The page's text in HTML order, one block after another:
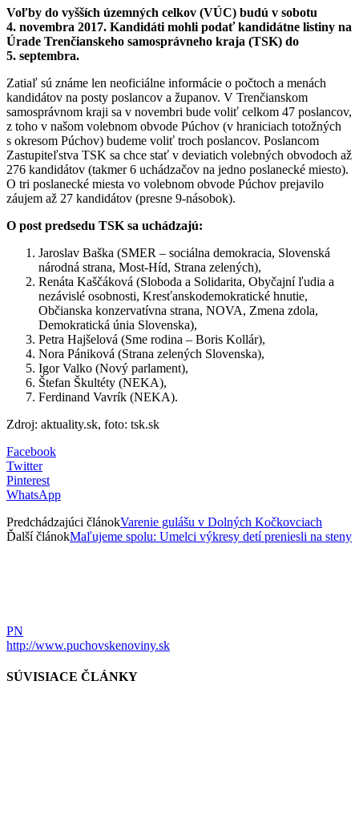
Voľby do vyšších územných celkov (VÚC) budú v sobotu
4. novembra 2017. Kandidáti mohli podať kandidátne listiny na
Úrade Trenčianskeho samosprávneho kraja (TSK) do
5. septembra.
Zatiaľ sú známe len neoficiálne informácie o počtoch a menách
kandidátov na posty poslancov a županov. V Trenčianskom
samosprávnom kraji sa v novembri bude voliť celkom 47 poslancov,
z toho v našom volebnom obvode Púchov (v hraniciach totožných
s okresom Púchov) budeme voliť troch poslancov. Poslancom
Zastupiteľstva TSK sa chce stať v deviatich volebných obvodoch až
276 kandidátov (takmer 6 uchádzačov na jedno poslanecké miesto).
O tri poslanecké miesta vo volebnom obvode Púchov prejavilo
záujem až 27 kandidátov (presne 9-násobok).
O post predsedu TSK sa uchádzajú:
Jaroslav Baška (SMER – sociálna demokracia, Slovenská
národná strana, Most-Híd, Strana zelených),
Renáta Kaščáková (Sloboda a Solidarita, Obyčajní ľudia a
nezávislé osobnosti, Kresťanskodemokratické hnutie,
Občianska konzervatívna strana, NOVA, Zmena zdola,
Demokratická únia Slovenska),
Petra Hajšelová (Sme rodina – Boris Kollár),
Nora Pániková (Strana zelených Slovenska),
Igor Valko (Nový parlament),
Štefan Škultéty (NEKA),
Ferdinand Vavrík (NEKA).
Zdroj: aktuality.sk, foto: tsk.sk
Facebook
Twitter
Pinterest
WhatsApp
Predchádzajúci článokVarenie gulášu v Dolných Kočkovciach
Ďalší článokMaľujeme spolu: Umelci výkresy detí preniesli na steny
PN
http://www.puchovskenoviny.sk
SÚVISIACE ČLÁNKY